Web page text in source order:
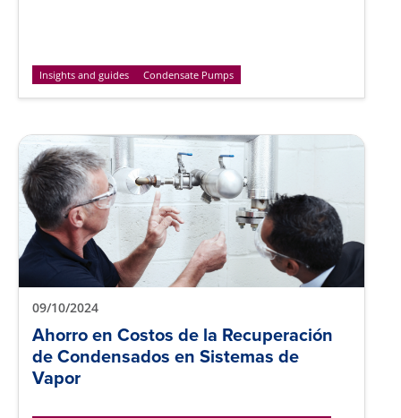
Insights and guides Condensate Pumps
09/10/2024
Ahorro en Costos de la Recuperación
de Condensados en Sistemas de
Vapor